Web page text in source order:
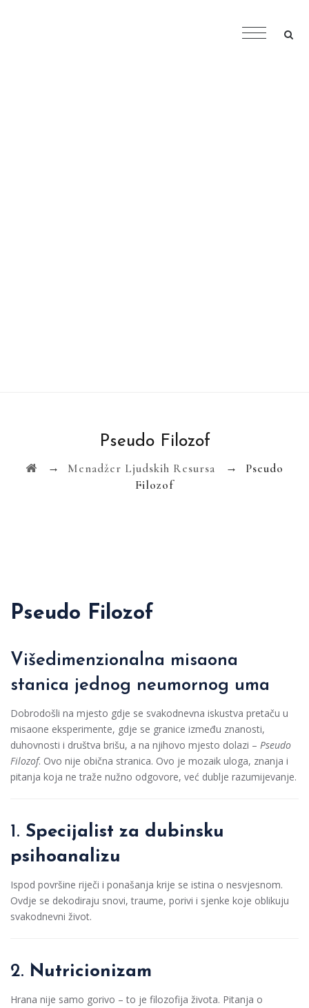
Pseudo Filozof
→ Menadžer Ljudskih Resursa → Pseudo
Filozof
Pseudo Filozof
Višedimenzionalna misaona
stanica jednog neumornog uma
Dobrodošli na mjesto gdje se svakodnevna iskustva pretaču u
misaone eksperimente, gdje se granice između znanosti,
duhovnosti i društva brišu, a na njihovo mjesto dolazi – Pseudo
Filozof. Ovo nije obična stranica. Ovo je mozaik uloga, znanja i
pitanja koja ne traže nužno odgovore, već dublje razumijevanje.
1. Specijalist za dubinsku
psihoanalizu
Ispod površine riječi i ponašanja krije se istina o nesvjesnom.
Ovdje se dekodiraju snovi, traume, porivi i sjenke koje oblikuju
svakodnevni život.
2. Nutricionizam
Hrana nije samo gorivo – to je filozofija života. Pitanja o